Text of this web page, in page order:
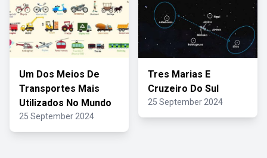
Um Dos Meios De
Transportes Mais
Utilizados No Mundo
25 September 2024
Tres Marias E
Cruzeiro Do Sul
25 September 2024